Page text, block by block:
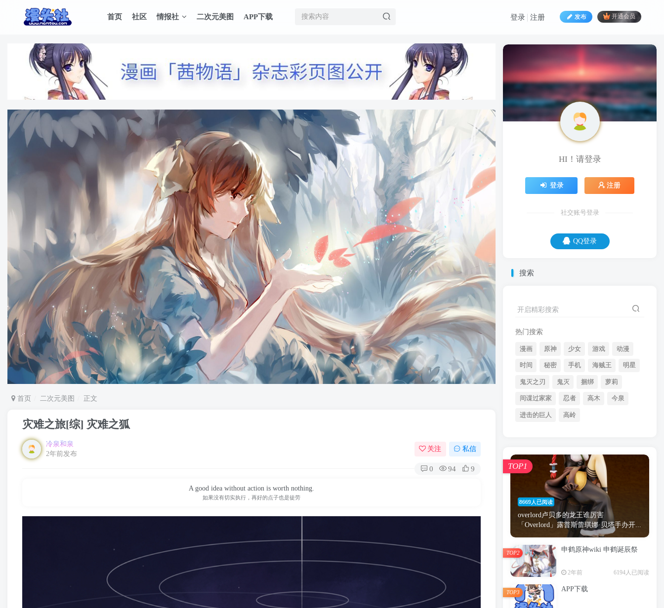
首页 社区 情报社 二次元美图 APP下载 发布 开通会员
登录 注册
首页 二次元美图 正文
灾难之旅[综] 灾难之狐
冷泉和泉
2年前发布
关注 私信
0 94 9
As long as there s tomorrow, today s always the startng lne.
只要还有明天，今天就永远是起跑线
HI！请登录
登录 注册
社交账号登录
QQ登录
搜索
开启精彩搜索
热门搜索
漫画 原神 少女 游戏 动漫
时间 秘密 手机 海贼王 明星
鬼灭之刃 鬼灭 捆绑 萝莉
间谍过家家 忍者 高木 今泉
进击的巨人 高岭
8669人已阅读
overlord卢贝多的龙王谁厉害
「Overlord」露普斯蕾琪娜·贝塔手办开...
TOP1
申鹤原神wiki 申鹤诞辰祭
2年前 6194人已阅读
TOP2
APP下载
TOP3
HI！请登录
登录 注册
社交账号登录
QQ登录
别人朋友圈是晒幸福生活，你晒朋友圈，
时间 秘密 手机 海贼王
鬼灭 捆绑 萝莉
间谍过家家 忍者 高木
进击的巨人 高岭
8669人已阅读
TOP1